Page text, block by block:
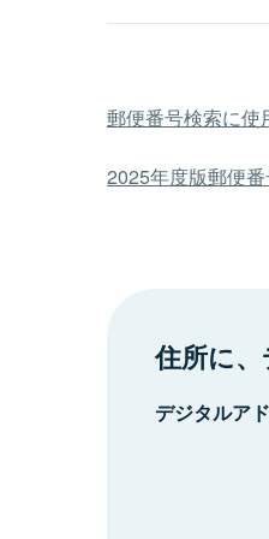
郵便番号検索に使
2025年度版郵便
住所に、
デジタルア